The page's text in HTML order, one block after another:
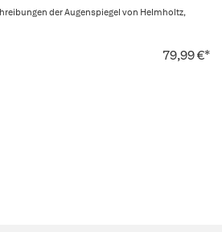
der Augenspiegel von Helmholtz,
79,99 €*